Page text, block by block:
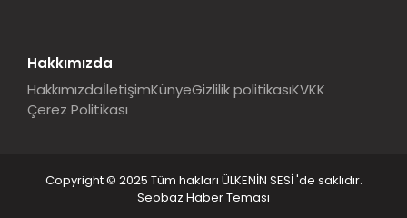
Hakkımızda
HakkımızdaİletişimKünyeGizlilik politikasıKVKK
Çerez Politikası
Copyright © 2025 Tüm hakları ÜLKENİN SESİ 'de saklıdır.
Seobaz Haber Teması